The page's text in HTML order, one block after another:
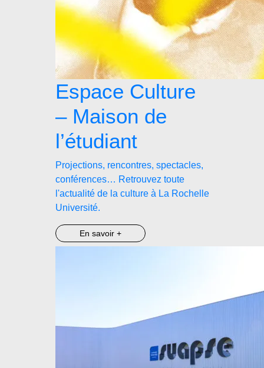
Espace Culture
– Maison de
l’étudiant
Projections, rencontres, spectacles,
conférences… Retrouvez toute
l'actualité de la culture à La Rochelle
Université.
En savoir +